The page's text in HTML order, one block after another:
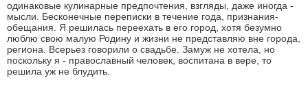
одинаковые кулинарные предпочтения, взгляды, даже иногда -
мысли. Бесконечные переписки в течение года, признания-
обещания. Я решилась переехать в его город, хотя безумно
люблю свою малую Родину и жизни не представляю вне города,
региона. Всерьез говорили о свадьбе. Замуж не хотела, но
поскольку я - православный человек, воспитана в вере, то
решила уж не блудить.